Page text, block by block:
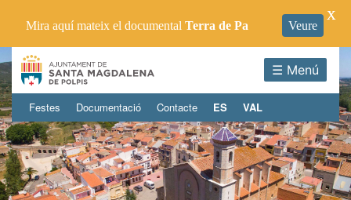
☰ Menú
Festes Documentació Contacte ES VAL
Mira aquí mateix el documental Terra de Pa Veure
X